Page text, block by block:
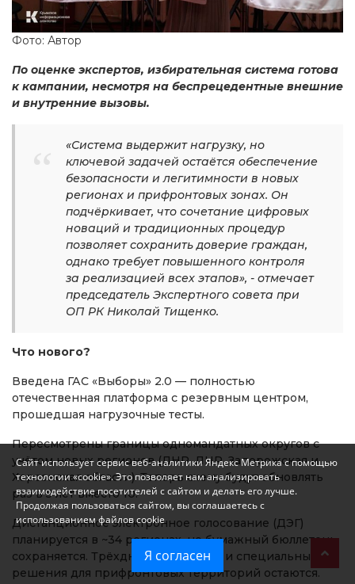
Фото: Автор
По оценке экспертов, избирательная система готова
к кампании, несмотря на беспрецедентные внешние
и внутренние вызовы.
«Система выдержит нагрузку, но
ключевой задачей остаётся обеспечение
безопасности и легитимности в новых
регионах и прифронтовых зонах. Он
подчёркивает, что сочетание цифровых
новаций и традиционных процедур
позволяет сохранить доверие граждан,
однако требует повышенного контроля
за реализацией всех этапов», - отмечает
председатель Экспертного совета при
ОП РК Николай Тищенко.
Что нового?
Введена ГАС «Выборы» 2.0 — полностью
отечественная платформа с резервным центром,
прошедшая нагрузочные тесты.
Пересмотрены границы одномандатных округов с
учётом новых регионов (ДНР, ЛНР, Запорожская и
Херсонская области). Теперь схему будут обновлять
раз в 5 лет вместо 10.
Дистанционное электронное голосование (ДЭГ)
планируется в ~34 регионах, но бумажный бюллетень
сохраняется. Трёхдневный формат и специальные
решения для прифронтовых территорий остаются.
Сайт использует сервис веб-аналитики Яндекс Метрика с помощью
технологии «cookie». Это позволяет нам анализировать
взаимодействие посетителей с сайтом и делать его лучше.
Продолжая пользоваться сайтом, вы соглашаетесь с
использованием файлов cookie
Я согласен